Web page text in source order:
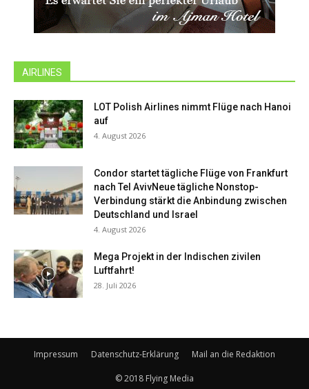
AIRLINES
LOT Polish Airlines nimmt Flüge nach Hanoi
auf
4. August 2026
Condor startet tägliche Flüge von Frankfurt
nach Tel AvivNeue tägliche Nonstop-
Verbindung stärkt die Anbindung zwischen
Deutschland und Israel
4. August 2026
Mega Projekt in der Indischen zivilen
Luftfahrt!
28. Juli 2026
Impressum Datenschutz-Erklärung Mail an die Redaktion
© 2018 Flying Media